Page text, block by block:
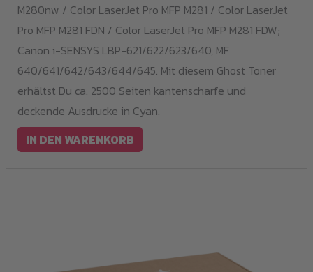
M280nw / Color LaserJet Pro MFP M281 / Color LaserJet
Pro MFP M281 FDN / Color LaserJet Pro MFP M281 FDW;
Canon i-SENSYS LBP-621/622/623/640, MF
640/641/642/643/644/645. Mit diesem Ghost Toner
erhältst Du ca. 2500 Seiten kantenscharfe und
deckende Ausdrucke in Cyan.
IN DEN WARENKORB